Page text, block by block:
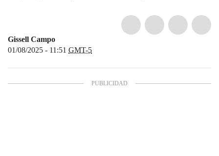
Gissell Campo
01/08/2025 - 11:51 GMT-5